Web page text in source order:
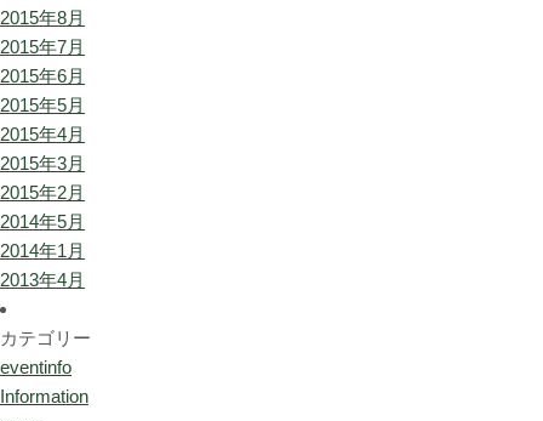
2015年8月
2015年7月
2015年6月
2015年5月
2015年4月
2015年3月
2015年2月
2014年5月
2014年1月
2013年4月
カテゴリー
eventinfo
Information